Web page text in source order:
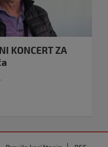
KONCERT ZA